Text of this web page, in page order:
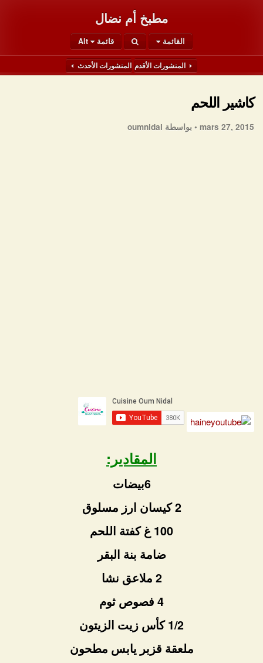
مطبخ أم نضال
القائمة قائمة Alt
المنشورات الأقدم المنشورات الأحدث
كاشير اللحم
mars 27, 2015 • بواسطة oumnidal
المقادير:
6بيضات
2 كيسان ارز مسلوق
100 غ كفتة اللحم
ضامة بنة البقر
2 ملاعق نشا
4 فصوص ثوم
1/2 كأس زيت الزيتون
ملعقة قزبر يابس مطحون